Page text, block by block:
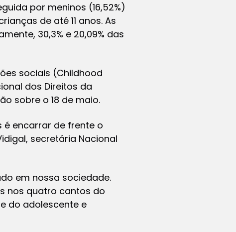
por meninos (16,52%)
de até 11 anos. As
30,3% e 20,09% das
sociais (Childhood
dos Direitos da
sobre o 18 de maio.
é encarrar de frente o
secretária Nacional
em nossa sociedade.
nos quatro cantos do
do adolescente e